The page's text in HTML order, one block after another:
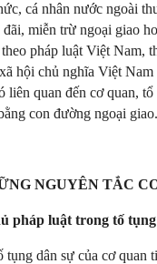
cá nhân nước ngoài
miễn trừ ngoại giao
pháp luật Việt Nam,
hội chủ nghĩa Việt
liên quan đến cơ quan,
con đường ngoại giao.
NGUYÊN TẮC
pháp luật trong tố
dân sự của cơ quan